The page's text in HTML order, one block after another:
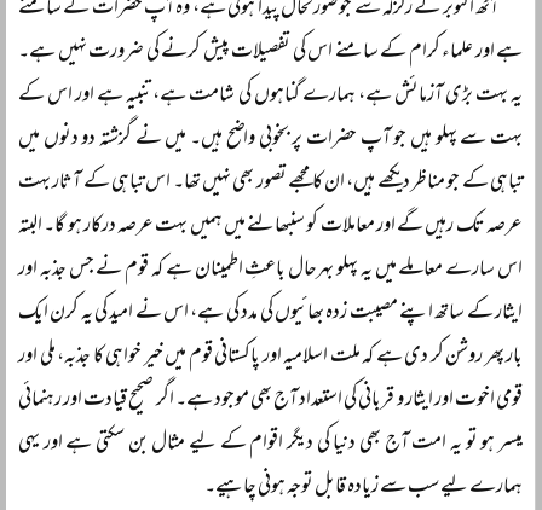
آٹھ اکتوبر کے زلزلہ سے جو صورتحال پیدا ہوئی ہے، وہ آپ حضرات کے سامنے
ہے اور علماء کرام کے سامنے اس کی تفصیلات پیش کرنے کی ضرورت نہیں ہے۔
یہ بہت بڑی آزمائش ہے، ہمارے گناہوں کی شامت ہے، تنبیہ ہے اور اس کے
بہت سے پہلو ہیں جو آپ حضرات پر بخوبی واضح ہیں۔ میں نے گزشتہ دو دنوں میں
تباہی کے جو مناظر دیکھے ہیں، ان کا مجھے تصور بھی نہیں تھا۔ اس تباہی کے آثار بہت
عرصہ تک رہیں گے اور معاملات کو سنبھالنے میں ہمیں بہت عرصہ درکار ہو گا۔ البتہ
اس سارے معاملے میں یہ پہلو بہرحال باعثِ اطمینان ہے کہ قوم نے جس جذبہ اور
ایثار کے ساتھ اپنے مصیبت زدہ بھائیوں کی مدد کی ہے، اس نے امید کی یہ کرن ایک
بار پھر روشن کر دی ہے کہ ملت اسلامیہ اور پاکستانی قوم میں خیر خواہی کا جذبہ، ملی اور
قومی اخوت اور ایثار و قربانی کی استعداد آج بھی موجود ہے۔ اگر صحیح قیادت اور رہنمائی
میسر ہو تو یہ امت آج بھی دنیا کی دیگر اقوام کے لیے مثال بن سکتی ہے اور یہی
ہمارے لیے سب سے زیادہ قابل توجہ ہونی چاہیے۔